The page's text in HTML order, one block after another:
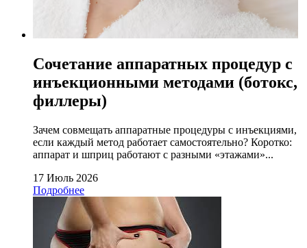
Сочетание аппаратных процедур с
инъекционными методами (ботокс,
филлеры)
Зачем совмещать аппаратные процедуры с инъекциями,
если каждый метод работает самостоятельно? Коротко:
аппарат и шприц работают с разными «этажами»...
17 Июль 2026
Подробнее